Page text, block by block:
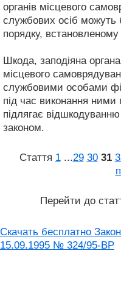
органів місцевого
службових осіб можуть
порядку,
Шкода, заподіяна
місцевого
службовими особами
під час виконання ними
підлягає
законом.
Стаття 1 ...29 30 31
Перейти до
Скачать бесплатно
15.09.1995 № 324/95-ВР